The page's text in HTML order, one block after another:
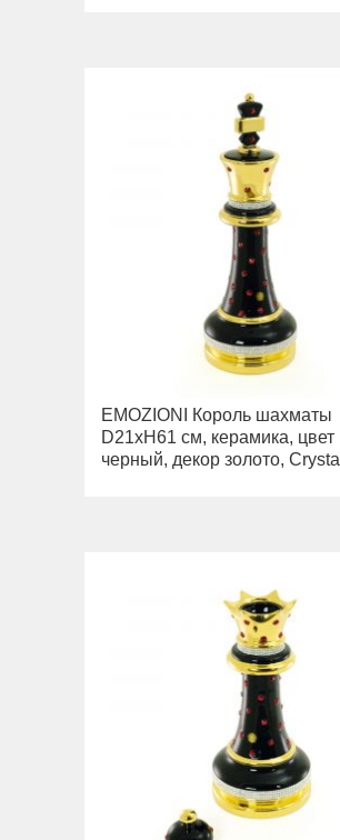
EMOZIONI Король шахматы
D21хН61 см, керамика, цвет
черный, декор золото, Crystal